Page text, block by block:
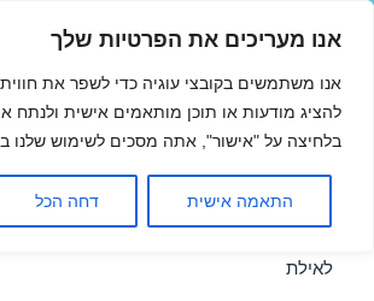
אנו מעריכים את הפרטיות שלך
אנו משתמשים בקובצי עוגיה כדי לשפר את
להציג מודעות או תוכן מותאמים אישית ולנתח
בלחיצה על "אישור", אתה מסכים לשימוש שלנו
התאמה אישית דחה הכל
טיסה לאילת 08/02/2014 במבצע
לאילת